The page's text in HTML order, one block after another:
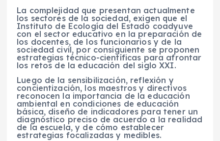
La complejidad que presentan actualmente
los sectores de la sociedad, exigen que el
Instituto de Ecología del Estado coadyuve
con el sector educativo en la preparación de
los docentes, de los funcionarios y de la
sociedad civil, por consiguiente se proponen
estrategias técnico-científicas para afrontar
los retos de la educación del siglo XXI.
Luego de la sensibilización, reflexión y
concientización, los maestros y directivos
reconocen la importancia de la educación
ambiental en condiciones de educación
básica, diseño de indicadores para tener un
diagnóstico preciso de acuerdo a la realidad
de la escuela, y de cómo establecer
estrategias focalizadas y medibles.